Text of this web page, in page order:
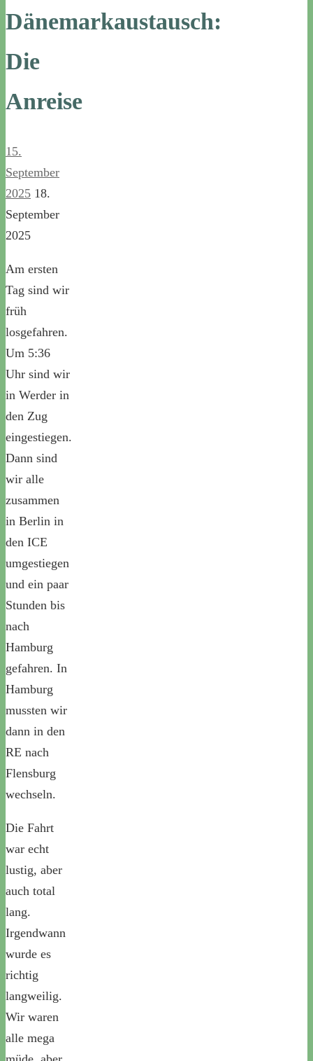
Dänemarkaustausch:
Die
Anreise
15.
September
2025 18.
September
2025
Am ersten
Tag sind wir
früh
losgefahren.
Um 5:36
Uhr sind wir
in Werder in
den Zug
eingestiegen.
Dann sind
wir alle
zusammen
in Berlin in
den ICE
umgestiegen
und ein paar
Stunden bis
nach
Hamburg
gefahren. In
Hamburg
mussten wir
dann in den
RE nach
Flensburg
wechseln.
Die Fahrt
war echt
lustig, aber
auch total
lang.
Irgendwann
wurde es
richtig
langweilig.
Wir waren
alle mega